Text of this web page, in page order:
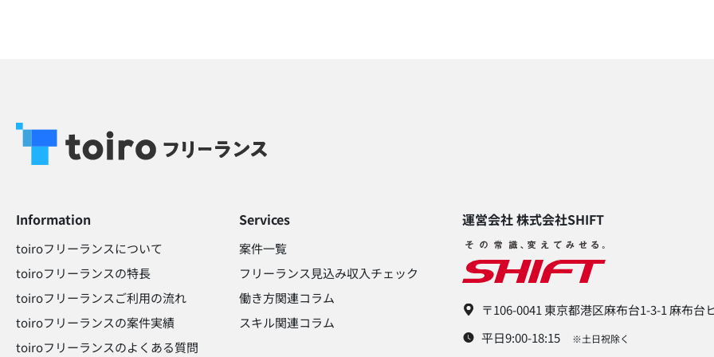
Information
toiroフリーランスについて
toiroフリーランスの特長
toiroフリーランスご利用の流れ
toiroフリーランスの案件実績
toiroフリーランスのよくある質問
Services
案件一覧
フリーランス見込み収入チェック​
働き方関連コラム​
スキル関連コラム​
運営会社 株式会社SHIFT​
〒106-0041 東京都港区麻布台1-3-1 麻布台
平日9:00-18:15
※土日祝除く